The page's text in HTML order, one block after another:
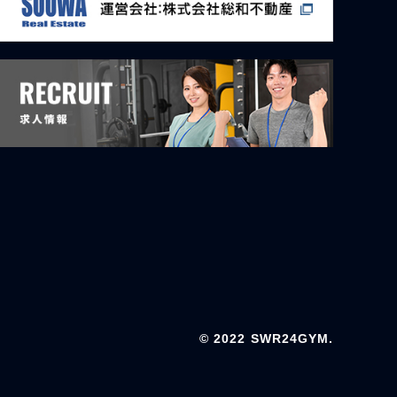
© 2022 SWR24GYM.